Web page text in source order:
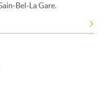
Bel-La Gare.